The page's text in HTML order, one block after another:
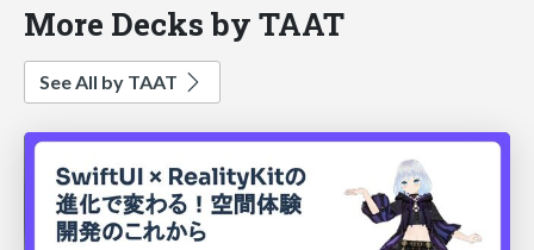
More Decks by TAAT
See All by TAAT